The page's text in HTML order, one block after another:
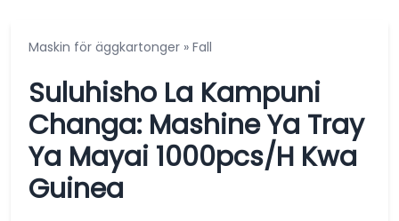
Maskin för äggkartonger » Fall
Suluhisho La Kampuni
Changa: Mashine Ya Tray
Ya Mayai 1000pcs/h Kwa
Guinea